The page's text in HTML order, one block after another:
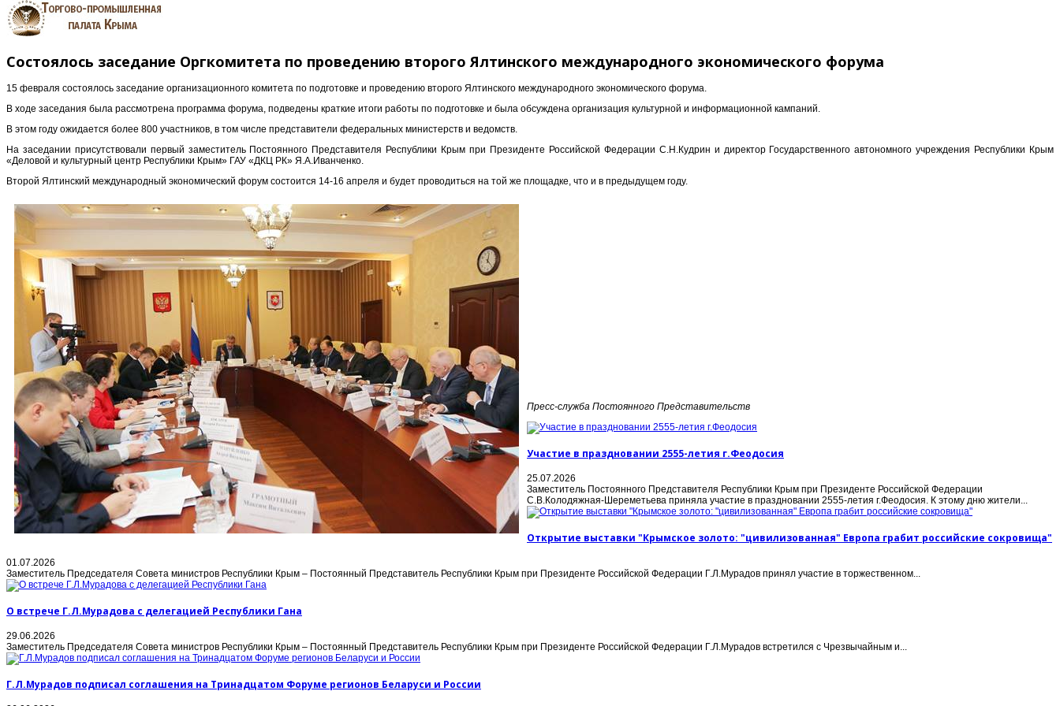
Состоялось заседание Оргкомитета по проведению второго Ялтинского международного экономического форума
15 февраля состоялось заседание организационного комитета по подготовке и проведению второго Ялтинского международного экономического форума.
В ходе заседания была рассмотрена программа форума, подведены краткие итоги работы по подготовке и была обсуждена организация культурной и информационной кампаний.
В этом году ожидается более 800 участников, в том числе представители федеральных министерств и ведомств.
На заседании присутствовали первый заместитель Постоянного Представителя Республики Крым при Президенте Российской Федерации С.Н.Кудрин и директор Государственного автономного учреждения Республики Крым
«Деловой и культурный центр Республики Крым» ГАУ «ДКЦ РК» Я.А.Иванченко.
Второй Ялтинский международный экономический форум состоится 14-16 апреля и будет проводиться на той же площадке, что и в предыдущем году.
Пресс-служба Постоянного Представительств
Участие в праздновании 2555-летия г.Феодосия
25.07.2026
Заместитель Постоянного Представителя Республики Крым при Президенте Российской Федерации
С.В.Колодяжная-Шереметьева приняла участие в праздновании 2555-летия г.Феодосия. К этому дню жители...
Открытие выставки "Крымское золото: "цивилизованная" Европа грабит российские сокровища"
01.07.2026
Заместитель Председателя Совета министров Республики Крым – Постоянный Представитель Республики Крым при Президенте Российской Федерации Г.Л.Мурадов принял участие в торжественном...
О встрече Г.Л.Мурадова с делегацией Республики Гана
29.06.2026
Заместитель Председателя Совета министров Республики Крым – Постоянный Представитель Республики Крым при Президенте Российской Федерации Г.Л.Мурадов встретился с Чрезвычайным и...
Г.Л.Мурадов подписал соглашения на Тринадцатом Форуме регионов Беларуси и России